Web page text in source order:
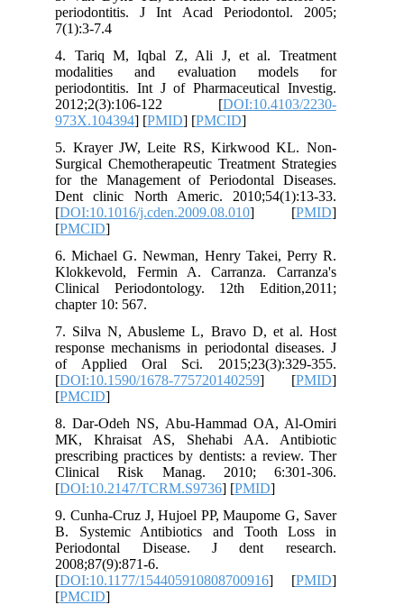
periodontitis. J Int Acad Periodontol. 2005;
7(1):3-7.4
4. Tariq M, Iqbal Z, Ali J, et al. Treatment
modalities and evaluation models for
periodontitis. Int J of Pharmaceutical Investig.
2012;2(3):106-122 [DOI:10.4103/2230-
973X.104394] [PMID] [PMCID
5. Krayer JW, Leite RS, Kirkwood KL. Non-
Surgical Chemotherapeutic Treatment Strategies
for the Management of Periodontal Diseases.
Dent clinic North Americ. 2010;54(1):13-33.
[DOI:10.1016/j.cden.2009.08.010 ] [PMID
[PMCID
6. Michael G. Newman, Henry Takei, Perry R.
Klokkevold, Fermin A. Carranza. Carranza's
Clinical Periodontology. 12th Edition,2011;
chapter 10: 567.
7. Silva N, Abusleme L, Bravo D, et al. Host
response mechanisms in periodontal diseases. J
of Applied Oral Sci. 2015;23(3):329-355.
[DOI:10.1590/1678-775720140259 ] [PMID
[PMCID
8. Dar-Odeh NS, Abu-Hammad OA, Al-Omiri
MK, Khraisat AS, Shehabi AA. Antibiotic
prescribing practices by dentists: a review. Ther
Clinical Risk Manag. 2010; 6:301-306.
[DOI:10.2147/TCRM.S9736] [PMID
9. Cunha-Cruz J, Hujoel PP, Maupome G, Saver
B. Systemic Antibiotics and Tooth Loss in
Periodontal Disease. J dent research.
2008;87(9):871-6.
[DOI:10.1177/154405910808700916 ] [PMID
[PMCID